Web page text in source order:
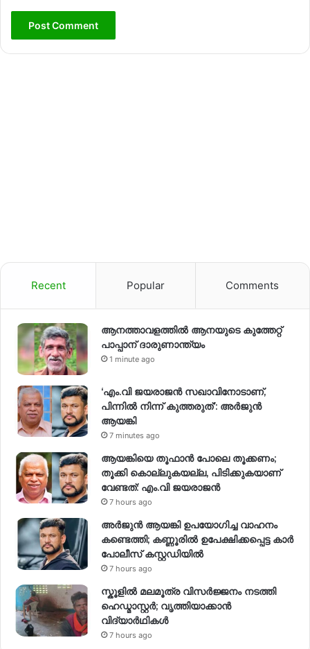
Recent Popular Comments
ആനത്താവളത്തിൽ ആനയുടെ കുത്തേറ്റ്
പാപ്പാന് ദാരുണാന്ത്യം
1 minute ago
‘എം.വി ജയരാജന്‍ സഖാവിനോടാണ്,
പിന്നില്‍ നിന്ന് കുത്തരുത്’: അര്‍ജുന്‍
ആയങ്കി
7 minutes ago
ആയങ്കിയെ തൂഫാൻ പോലെ തൂക്കണം;
തൂക്കി കൊല്ലുകയല്ല, പിടിക്കുകയാണ്
വേണ്ടത്: എം.വി ജയരാജൻ
7 hours ago
അർജുൻ ആയങ്കി ഉപയോഗിച്ച വാഹനം
കണ്ടെത്തി; കണ്ണൂരിൽ ഉപേക്ഷിക്കപ്പെട്ട കാർ
പോലീസ് കസ്റ്റഡിയിൽ
7 hours ago
സ്കൂളിൽ മലമൂത്ര വിസർജ്ജനം നടത്തി
ഹെഡ്മാസ്റ്റർ; വൃത്തിയാക്കാൻ
വിദ്യാർഥികൾ
7 hours ago